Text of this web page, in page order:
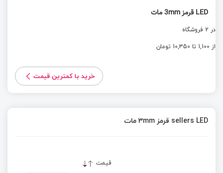
LED قرمز 3mm مات
در 2 فروشگاه
از 1,100 تا 10,350 تومان
خرید با کمترین قیمت
sellers LED قرمز 3mm مات
قیمت